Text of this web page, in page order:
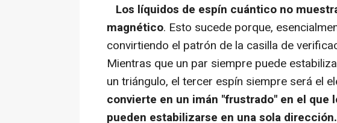
Los líquidos de espín cuántico no
magnético. Esto sucede porque,
convirtiendo el patrón de la casilla de
Mientras que un par siempre puede
un triángulo, el tercer espín siempre será el
convierte en un imán "frustrado" en el que
pueden estabilizarse en una sola dirección.